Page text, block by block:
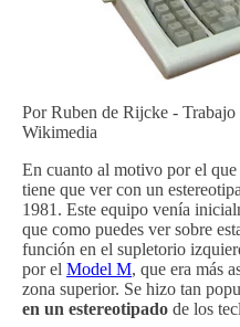
Por Ruben de Rijcke -
Wikimedia
En cuanto al motivo por el
tiene que ver con un
1981. Este equipo venía
que como puedes ver sobre
función en el supletorio
por el Model M, que era más
zona superior. Se hizo tan
en un estereotipado de los